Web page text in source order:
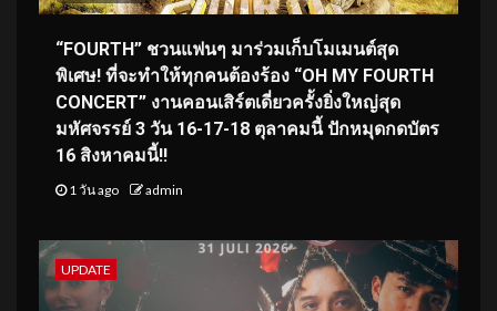
“FOURTH” ชวนแฟนๆ มาร่วมเก็บโมเมนต์สุด
พิเศษ! ที่จะทำให้ทุกคนต้องร้อง “OH MY FOURTH
CONCERT” งานคอนเสิร์ตเดี่ยวครั้งยิ่งใหญ่สุด
มหัศจรรย์ 3 วัน 16-17-18 ตุลาคมนี้ ปักหมุดกดบัตร
16 สิงหาคมนี้!!
1 วัน ago admin
UPDATE